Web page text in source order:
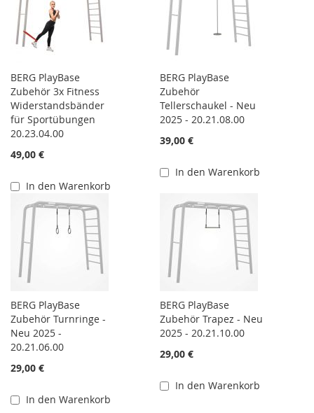
BERG PlayBase
Zubehör 3x Fitness
Widerstandsbänder
für Sportübungen
20.23.04.00
49,00 €
In den Warenkorb
BERG PlayBase
Zubehör
Tellerschaukel - Neu
2025 - 20.21.08.00
39,00 €
In den Warenkorb
BERG PlayBase
Zubehör Turnringe -
Neu 2025 -
20.21.06.00
29,00 €
In den Warenkorb
BERG PlayBase
Zubehör Trapez - Neu
2025 - 20.21.10.00
29,00 €
In den Warenkorb